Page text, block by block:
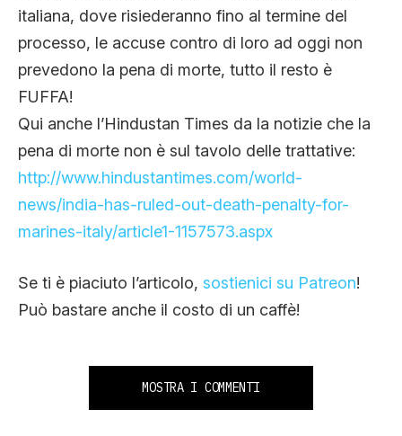
italiana, dove risiederanno fino al termine del
processo, le accuse contro di loro ad oggi non
prevedono la pena di morte, tutto il resto è
FUFFA!
Qui anche l’Hindustan Times da la notizie che la
pena di morte non è sul tavolo delle trattative:
http://www.hindustantimes.com/world-
news/india-has-ruled-out-death-penalty-for-
marines-italy/article1-1157573.aspx
Se ti è piaciuto l’articolo, sostienici su Patreon!
Può bastare anche il costo di un caffè!
MOSTRA I COMMENTI